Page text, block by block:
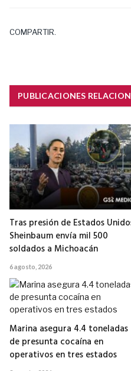
COMPARTIR.
PUBLICACIONES
Tras presión de Estados
Sheinbaum envía mil 500
soldados a Michoacán
6 agosto, 2026
Marina asegura 4.4 toneladas
de presunta cocaína en
operativos en tres estados